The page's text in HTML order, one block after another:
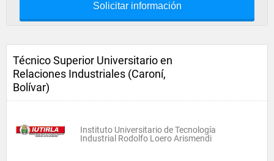
Solicitar información
Técnico Superior Universitario en
Relaciones Industriales (Caroní,
Bolívar)
Instituto Universitario de Tecnología
Industrial Rodolfo Loero Arismendi